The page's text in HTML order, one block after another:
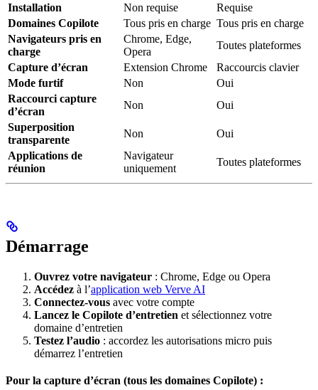
Installation
Non requise
Requise
Domaines Copilote
Tous pris en charge Tous pris en charge
Navigateurs pris en
charge
Chrome, Edge,
Opera
Toutes plateformes
Capture d’écran
Extension Chrome
Raccourcis clavier
Mode furtif
Non
Oui
Raccourci capture
d’écran
Non
Oui
Superposition
transparente
Non
Oui
Applications de
réunion
Navigateur
uniquement
Toutes plateformes
Démarrage
Ouvrez votre navigateur : Chrome, Edge ou Opera
Accédez à l’application web Verve AI
Connectez-vous avec votre compte
Lancez le Copilote d’entretien et sélectionnez votre
domaine d’entretien
Testez l’audio : accordez les autorisations micro puis
démarrez l’entretien
Pour la capture d’écran (tous les domaines Copilote) :